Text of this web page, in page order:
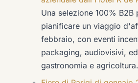
Una selezione 100% B2B
pianificare un viaggio
febbraio, con eventi
packaging, audiovisivi,
gastronomia e agricoltura.